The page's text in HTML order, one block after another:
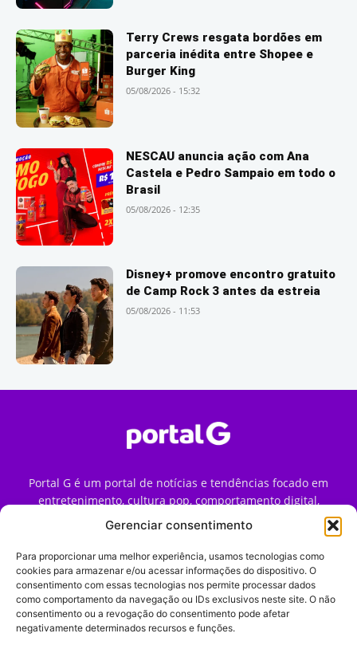
Gerenciar consentimento
Para proporcionar uma melhor experiência, usamos tecnologias como
cookies para armazenar e/ou acessar informações do dispositivo. O
consentimento com essas tecnologias nos permite processar dados
como comportamento da navegação ou IDs exclusivos neste site. O não
consentimento ou a revogação do consentimento pode afetar
negativamente determinados recursos e funções.
Terry Crews resgata bordões em
parceria inédita entre Shopee e
Burger King
05/08/2026 - 15:32
NESCAU anuncia ação com Ana
Castela e Pedro Sampaio em todo o
Brasil
05/08/2026 - 12:35
Disney+ promove encontro gratuito
de Camp Rock 3 antes da estreia
05/08/2026 - 11:53
Portal G é um portal de notícias e tendências focado em
entretenimento, cultura pop, comportamento digital,
streaming, games e iniciativas de marca que impactam a
forma como o público vive e consome internet no Brasil.
Contato:contato@portalg.com.br